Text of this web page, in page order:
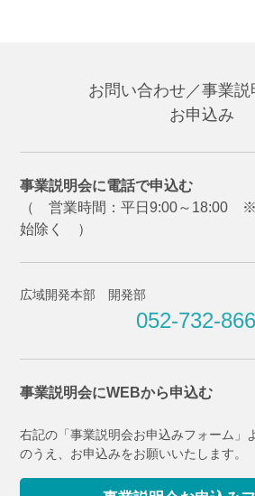
お問い合わせ／事業
お申込み
事業説明会に電話で申込む
（ 営業時間：平日9:00～18:00
始除く ）
広域開発本部 開発部
052-732-
事業説明会にWEBから申込む
右記の「事業説明会お申込みフォーム」
のうえ、お申込みをお願いいたします。